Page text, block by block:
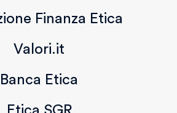
Finanza Etica
Valori.it
Banca Etica